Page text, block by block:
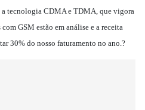
a tecnologia CDMA e TDMA, que vigora
GSM estão em análise e a receita
30% do nosso faturamento no ano.?